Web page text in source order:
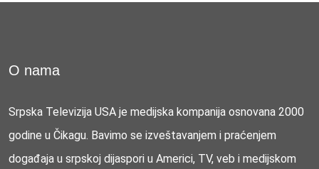
O nama
Srpska Televizija USA je medijska kompanija osnovana 2000
godine u Čikagu. Bavimo se izveštavanjem i praćenjem
događaja u srpskoj dijaspori u Americi, TV, veb i medijskom